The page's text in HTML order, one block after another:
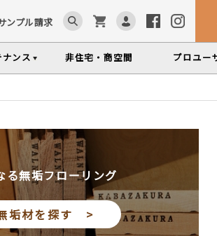
ンプル請求
カウンター・テ
塗料・メンテナ
から探す
製品
コラム「見る木活かす木」
世界の樹種
種の詳しいプロフィールや科学的データを検索
ンス
メンテナンスサービス
非住宅・商空間 プロユー
る無垢フローリング
垢材を探す >